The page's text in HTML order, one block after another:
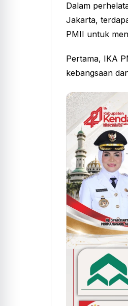
Dalam
Jakarta,
PMII untuk
Pertama, IKA
kebangsaan